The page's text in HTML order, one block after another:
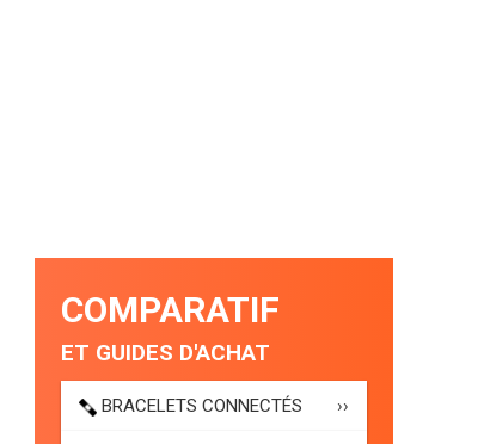
COMPARATIF
ET GUIDES D'ACHAT
BRACELETS CONNECTÉS ››